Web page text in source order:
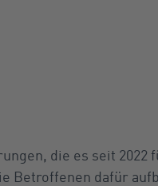
die es seit
Betroffenen dafür